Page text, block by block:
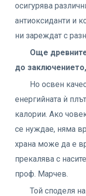
осигурява
антиоксиданти и
ни зареждат с
Още
до
Но освен
енергийната ѝ
калории. Ако
се нуждае, няма
храна може да е
прекалява с
проф. Марчев.
Той споделя